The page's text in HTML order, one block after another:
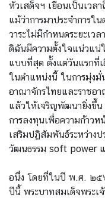
ว
ส
า
ร
แ
ล
ะ
กิ
จ
ก
ร
ม
หัวเสด็จฯ เยือนเป็นเวล
แม้ว่าการมาประจำการใ
วาระไม่มีกำหนดระยะเว
ดิฉันมีความตั้งใจแน่วแ
แบบที่สุด ตั้งแต่วันแรกที่
ในตำแหน่งนี้ ในการมุ่งมั่
อาณาจักรไทยและราชอ
แล้วให้เจริญพัฒนายิ่งขึ้น
การลงทุนเพื่อความก้าวห
เสริมปฏิสัมพันธ์ระหว่าง
วัฒนธรรม soft power แ
อนึ่ง โดยที่ในปี พ.ศ. ๒
ปีนี้ พระบาทสมเด็จพระเ